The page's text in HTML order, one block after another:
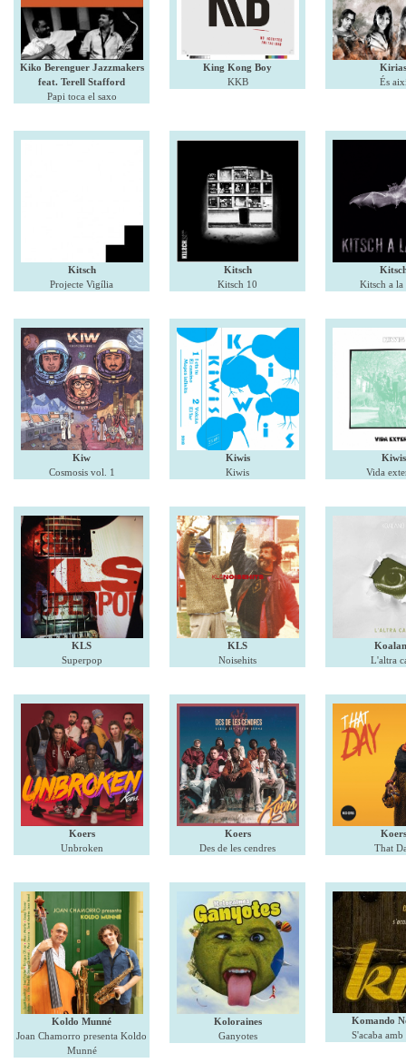
Kiko Berenguer Jazzmakers
feat. Terell Stafford
Papi toca el saxo
King Kong Boy
KKB
Kirias
És
Kitsch
Projecte Vigília
Kitsch
Kitsch 10
Kitsch a la
Kiw
Cosmosis vol. 1
Kiwis
Kiwis
Kiwis
Vida
KLS
Superpop
KLS
Noisehits
L'altra
Koers
Unbroken
Koers
Des de les cendres
Koers
That
Koldo Munné
Joan Chamorro presenta Koldo
Munné
Koloraines
Ganyotes
Komando
S'acaba